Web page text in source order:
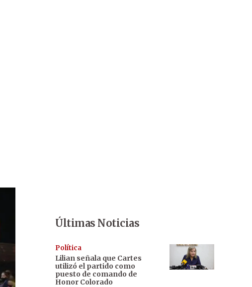
Últimas Noticias
Política
Lilian señala que Cartes
utilizó el partido como
puesto de comando de
Honor Colorado